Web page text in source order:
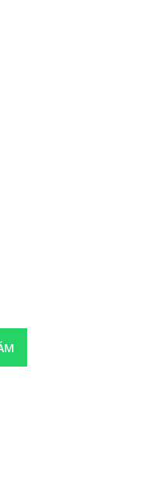
opatrení v destinácii.